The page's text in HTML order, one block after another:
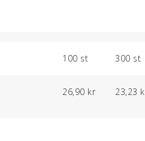
100 st 300 st
26,90 kr 23,23